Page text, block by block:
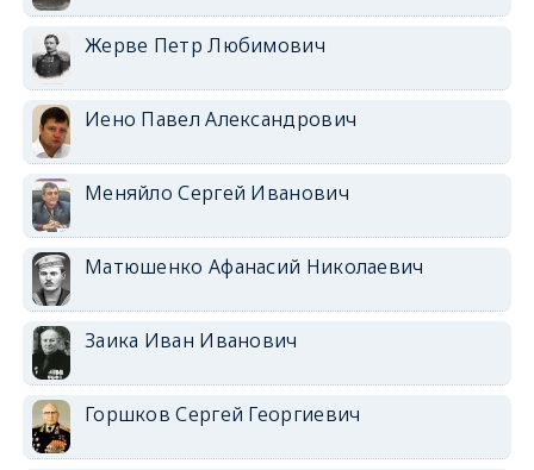
Жерве Петр Любимович
Иено Павел Александрович
Меняйло Сергей Иванович
Матюшенко Афанасий Николаевич
Заика Иван Иванович
Горшков Сергей Георгиевич